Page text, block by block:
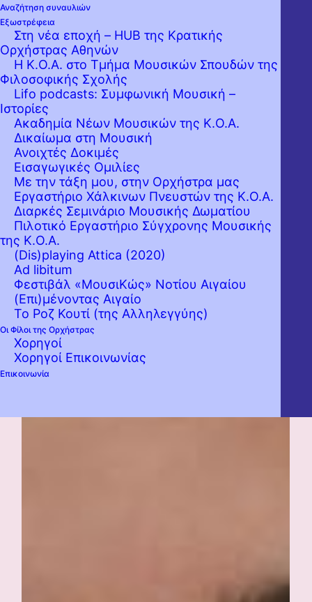
Αναζήτηση συναυλιών
Εξωστρέφεια
Στη νέα εποχή – HUB της Κρατικής
Ορχήστρας Αθηνών
Η Κ.Ο.Α. στο Τμήμα Μουσικών Σπουδών της
Φιλοσοφικής Σχολής
Lifo podcasts: Συμφωνική Μουσική –
Ιστορίες
Ακαδημία Νέων Μουσικών της Κ.Ο.Α.
Δικαίωμα στη Μουσική
Ανοιχτές Δοκιμές
Εισαγωγικές Ομιλίες
Με την τάξη μου, στην Ορχήστρα μας
Εργαστήριo Χάλκινων Πνευστών της Κ.Ο.Α.
Διαρκές Σεμινάριο Μουσικής Δωματίου
Πιλοτικό Εργαστήριο Σύγχρονης Μουσικής
της Κ.Ο.Α.
(Dis)playing Attica (2020)
Ad libitum
Φεστιβάλ «ΜουσιΚώς» Νοτίου Αιγαίου
(Επι)μένοντας Αιγαίο
Το Ροζ Κουτί (της Αλληλεγγύης)
Οι Φίλοι της Ορχήστρας
Χορηγοί
Χορηγοί Επικοινωνίας
Επικοινωνία